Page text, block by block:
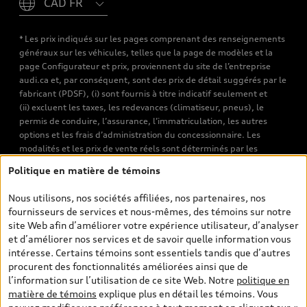
* Les prix indiqués sur les pages comprenant des renseignements
généraux sur les véhicules, telles que la page de modèles et la
page Configurateur et prix, proviennent du site de l’entreprise
audi.ca et, par conséquent, sont des prix de détail suggérés par le
fabricant (PDSF), (i) sont fournis à titre indicatif seulement et
(ii) excluent les taxes, les redevances (climatiseur, pneus), le
permis de conduire, l’assurance, l’immatriculation, les autres
options et les frais d’administration du concessionnaire. Les
modalités et les prix de vente réels sont déterminés par les
véhicules neufs et d’occasion sont les prix de vente établis par les
de transport et d’inspection de prélivraison, les taxes
environnementales (pour les véhicules neufs) et les frais
d’administration des concessionnaires. Toutefois, les taxes de
vente sont exclues. Veuillez noter que les prix de l’estimateur de
versements sont des PDSF s’il a été consulté au moyen de l’onglet
Configurateur et prix (à titre indicatif). Toutefois, s’il a été
consulté à partir des pages de recherche de véhicules neufs et
d’occasion, les prix indiqués sont des prix de vente (prix de vente
Politique en matière de témoins
Nous utilisons, nos sociétés affiliées, nos partenaires, nos
fournisseurs de services et nous-mêmes, des témoins sur notre
site Web afin d’améliorer votre expérience utilisateur, d’analyser
et d’améliorer nos services et de savoir quelle information vous
intéresse. Certains témoins sont essentiels tandis que d’autres
procurent des fonctionnalités améliorées ainsi que de
l’information sur l’utilisation de ce site Web. Notre politique en
matière de témoins explique plus en détail les témoins. Vous